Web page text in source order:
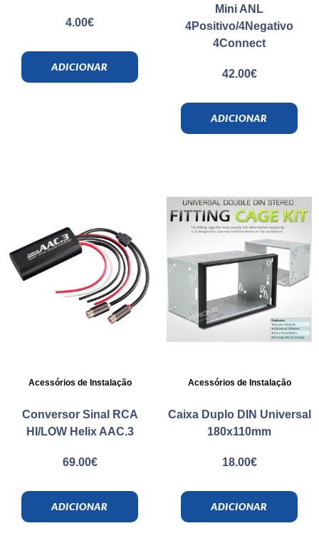
4.00€
ADICIONAR
Mini ANL
4Positivo/4Negativo
4Connect
42.00€
ADICIONAR
Acessórios de Instalação
Conversor Sinal RCA
HI/LOW Helix AAC.3
69.00€
ADICIONAR
Acessórios de Instalação
Caixa Duplo DIN Universal
180x110mm
18.00€
ADICIONAR